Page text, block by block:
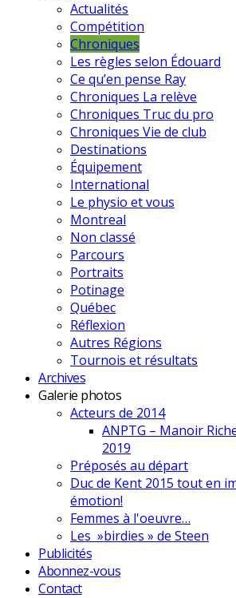
Actualités
Compétition
Chroniques
Les règles selon Édouard
Ce qu’en pense Ray
Chroniques La relève
Chroniques Truc du pro
Chroniques Vie de club
Destinations
Équipement
International
Le physio et vous
Montreal
Non classé
Parcours
Portraits
Potinage
Québec
Réflexion
Autres Régions
Tournois et résultats
Archives
Galerie photos
Acteurs de 2014
ANPTG – Manoir
2019
Préposés au départ
Duc de Kent 2015 tout en
émotion!
Femmes à l'oeuvre…
Les »birdies » de Steen
Publicités
Abonnez-vous
Contact